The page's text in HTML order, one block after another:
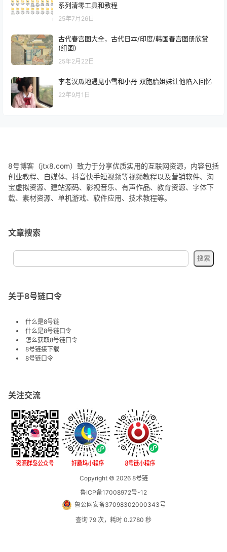
系列清零工具和教程
25年7月26日
古代春宫图大全，古代日本/印度/韩国春宫图册欣赏
(组图)
25年2月22日
李老汉瓜地遇见小雪和小丹 双胞胎姐妹让他陷入回忆
22年9月1日
8号博客（jtx8.com）致力于分享优质实用的互联网资源，内容包括
创业教程、自媒体、抖音快手短视频等视频教程以及营销软件、淘
宝虚拟资源、建站源码、影视音乐、有声作品、教育资源、字体下
载、素材资源、单机游戏、软件应用、技术教程等。
文章搜索
关于8号链口令
什么是8号链
什么是8号链口令
怎么获取8号链口令
8号链接下载
8号链口令
关注交流
Copyright © 20268号链
鲁ICP备17008972号-12
鲁公网安备37098302000343号
查询 79 次，耗时 0.2780 秒